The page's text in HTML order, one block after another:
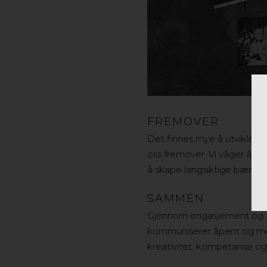
FREMOVER
Det finnes mye å utvikle
oss fremover. Vi våger å
å skape langsiktige
SAMMEN
Gjennom engasjement og
kommuniserer åpent og
kreativitet, kompetanse